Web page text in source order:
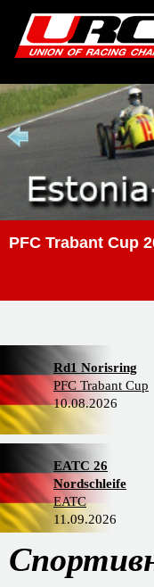
PFC Trabant Cup
Rd1 Norisring
PFC Trabant Cup
10.08.2026
EATC 26
Nordschleife
EATC
11.09.2026